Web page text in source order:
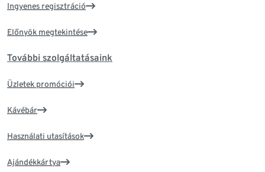
Ingyenes regisztráció
Előnyök megtekintése
További szolgáltatásaink
Üzletek promóciói
Kávébár
Használati utasítások
Ajándékkártya